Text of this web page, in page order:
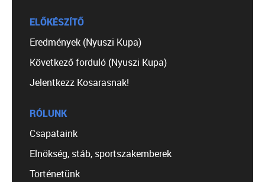
ELŐKÉSZÍTŐ
Eredmények (Nyuszi Kupa)
Következő forduló (Nyuszi Kupa)
Jelentkezz Kosarasnak!
RÓLUNK
Csapataink
Elnökség, stáb, sportszakemberek
Történetünk